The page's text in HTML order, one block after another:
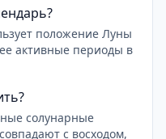
положение Луны
активные периоды в
солунарные
с восходом,